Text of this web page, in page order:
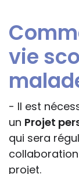
vie
- Il est
un Projet
qui sera
projet.